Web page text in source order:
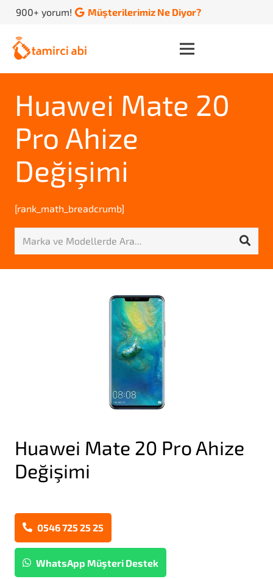
900+ yorum! Müşterilerimiz Ne Diyor?
Huawei Mate 20
Pro Ahize
Değişimi
[rank_math_breadcrumb]
Huawei Mate 20 Pro Ahize
Değişimi
0546 725 25 25
WhatsApp Müşteri Destek